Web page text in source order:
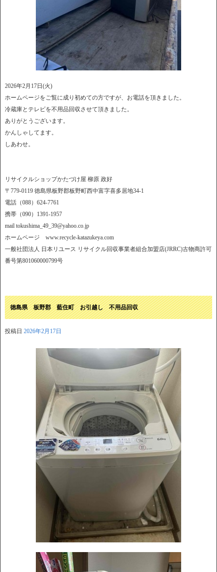
2026年2月17日(火)
ホームページをご覧に成り初めての方ですが、お電話を頂きました。
冷蔵庫とテレビを不用品回収させて頂きました。
ありがとうございます。
かんしゃしてます。
しあわせ。
リサイクルショップかたづけ屋 柳原 政好
〒779-0119 徳島県板野郡板野町西中富字喜多居地34-1
電話（088）624-7761
携帯（090）1391-1957
mail tokushima_49_39@yahoo.co.jp
ホームページ www.recycle-katazukeya.com
一般社団法人 日本リユース リサイクル回収事業者組合加盟店(JRRC)古物商許可
番号第801060000799号
徳島県 板野郡 藍住町 お引越し 不用品回収
投稿日 2026年2月17日